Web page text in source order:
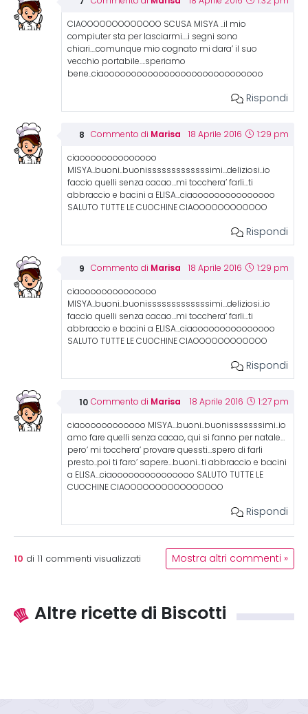
CIAOOOOOOOOOOOOO SCUSA MISYA ..il mio
compiuter sta per lasciarmi….i segni sono
chiari….comunque mio cognato mi dara’ il suo
vecchio portabile….speriamo
bene..ciaooooooooooooooooooooooooooooo
Rispondi
Commento di Marisa 18 Aprile 2016 1:29 pm
ciaoooooooooooooo
MISYA..buoni..buonisssssssssssssimi…deliziosi..io
faccio quelli senza cacao…mi tocchera’ farli…ti
abbraccio e bacini a ELISA…ciaooooooooooooooo
SALUTO TUTTE LE CUOCHINE CIAOOOOOOOOOOOO
Rispondi
Commento di Marisa 18 Aprile 2016 1:29 pm
ciaoooooooooooooo
MISYA..buoni..buonisssssssssssssimi…deliziosi..io
faccio quelli senza cacao…mi tocchera’ farli…ti
abbraccio e bacini a ELISA…ciaooooooooooooooo
SALUTO TUTTE LE CUOCHINE CIAOOOOOOOOOOOO
Rispondi
Commento di Marisa 18 Aprile 2016 1:27 pm
ciaoooooooooooo MISYA…buoni..buonisssssssimi..io
amo fare quelli senza cacao, qui si fanno per natale…
pero’ mi tocchera’ provare quessti…spero di farli
presto..poi ti faro’ sapere…buoni…ti abbraccio e bacini
a ELISA…ciaooooooooooooooo SALUTO TUTTE LE
CUOCHINE CIAOOOOOOOOOOOOOOOO
Rispondi
10 di 11 commenti visualizzati Mostra altri commenti »
Altre ricette di Biscotti